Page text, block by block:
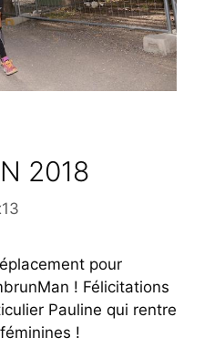
2018
pour
! Félicitations
Pauline qui rentre
!